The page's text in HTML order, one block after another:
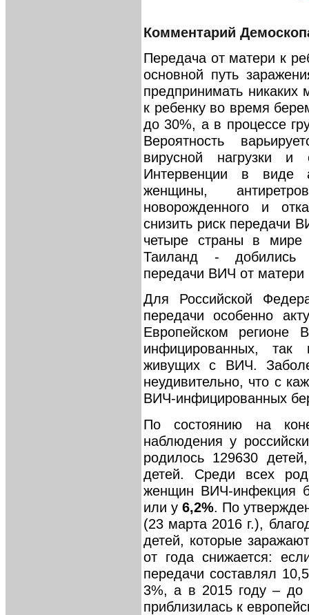
Комментарий
Передача от матери к
основной путь
предпринимать
к ребенку во время
до 30%, а в процессе
Вероятность
вирусной нагрузки и
Интервенции в виде
женщины,
новорожденного и
снизить риск передачи
четыре страны в
Таиланд - добились
передачи ВИЧ от матери
Для Российской
передачи особенно
Европейском
инфицированных,
живущих с ВИЧ.
неудивительно, что с
ВИЧ-инфицированных
По состоянию на
наблюдения у
родилось 129630
детей. Среди всех
женщин ВИЧ-инфекция
или у 6,2%. По
(23 марта 2016 г.),
детей, которые
от года снижается:
передачи составлял
3%, а в 2015 году – до
приблизилась к